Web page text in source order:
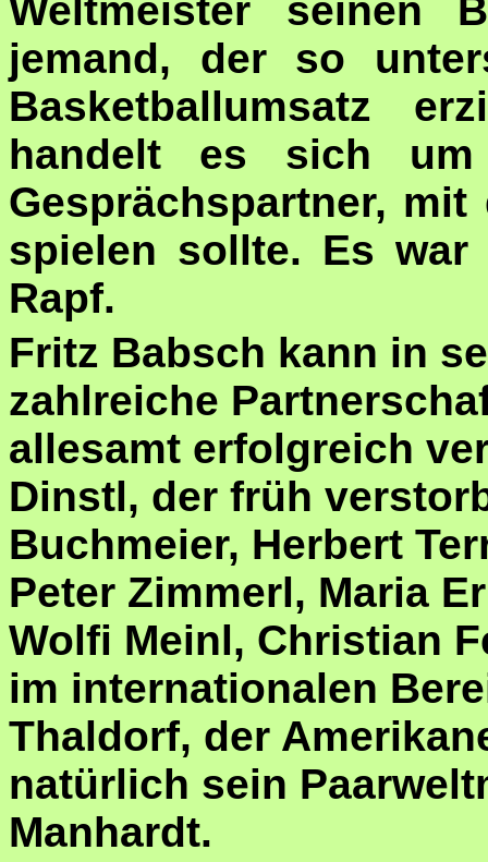
Weltmeister seinen
jemand, der so
Basketballumsatz
handelt es sich um
Gesprächspartner,
spielen sollte. Es war
Rapf.
Fritz Babsch kann in
zahlreiche
allesamt erfolgreich
Dinstl, der früh
Buchmeier, Herbert
Peter Zimmerl, Maria
Wolfi Meinl, Christian
im internationalen
Thaldorf, der
natürlich sein
Manhardt.